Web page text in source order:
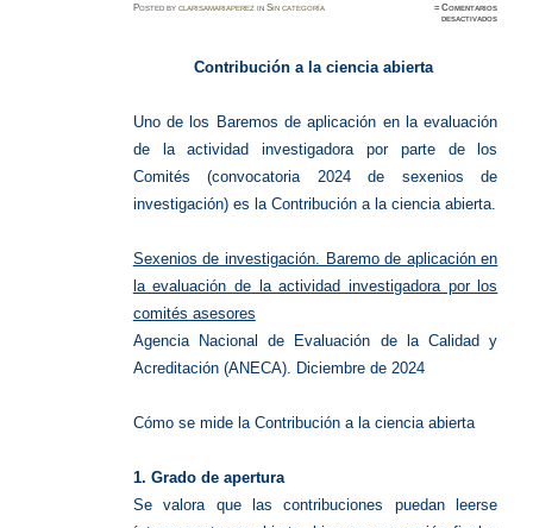
Postedbyclarisamariaperez inSin categoría ≈Comentarios
desactivadosen
Contribución a la ciencia abierta
Uno de los Baremos de aplicación en la evaluación
de la actividad investigadora por parte de los
Comités (convocatoria 2024 de sexenios de
investigación) es la Contribución a la ciencia abierta.
Sexenios de investigación. Baremo de aplicación en
la evaluación de la actividad investigadora por los
comités asesores
Agencia Nacional de Evaluación de la Calidad y
Acreditación (ANECA). Diciembre de 2024
Cómo se mide la Contribución a la ciencia abierta
1. Grado de apertura
Se valora que las contribuciones puedan leerse